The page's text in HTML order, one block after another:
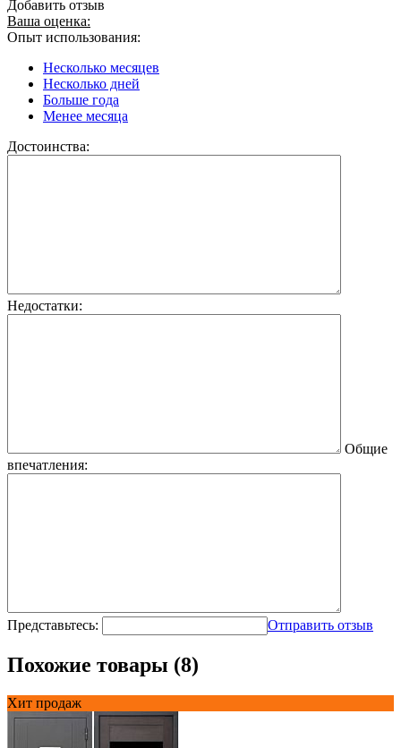
Добавить отзыв
Ваша оценка:
Опыт использования:
Несколько месяцев
Несколько дней
Больше года
Менее месяца
Достоинства:
Недостатки:
Общие
впечатления:
Представьтесь: Отправить отзыв
Похожие товары (8)
Хит продаж